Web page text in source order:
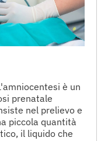
è un
prenatale
nel prelievo e
piccola quantità
il liquido che